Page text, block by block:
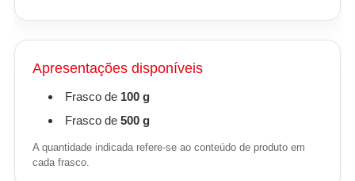
Apresentações disponíveis
Frasco de 100 g
Frasco de 500 g
A quantidade indicada refere-se ao conteúdo de produto em
cada frasco.